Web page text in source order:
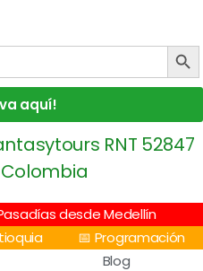
BOTÓN
aquí!
desde Medellín
📅 Programación
Blog